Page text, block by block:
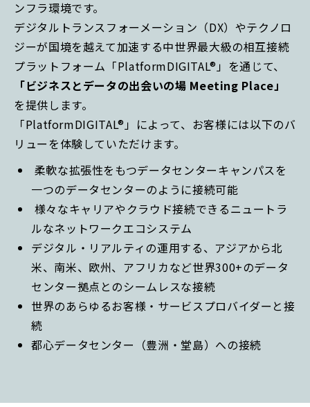
ンフラ環境です。
デジタルトランスフォーメーション（DX）やテクノロ
ジーが国境を越えて加速する中世界最大級の相互接続
プラットフォーム「PlatformDIGITAL®」を通じて、
「ビジネスとデータの出会いの場 Meeting Place」
を提供します。
「PlatformDIGITAL®」によって、お客様には以下のバ
リューを体験していただけます。
柔軟な拡張性をもつデータセンターキャンパスを
一つのデータセンターのように接続可能
様々なキャリアやクラウド接続できるニュートラ
ルなネットワークエコシステム
デジタル・リアルティの運用する、アジアから北
米、南米、欧州、アフリカなど世界300+のデータ
センター拠点とのシームレスな接続
世界のあらゆるお客様・サービスプロバイダーと接
続
都心データセンター（豊洲・堂島）への接続